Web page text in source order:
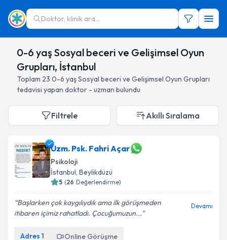
Doktor, klinik ara...
0-6 yaş Sosyal beceri ve Gelişimsel Oyun
Grupları, İstanbul
Toplam 23 0-6 yaş Sosyal beceri ve Gelişimsel Oyun Grupları
tedavisi yapan doktor - uzman bulundu
Filtrele Akıllı Sıralama
Uzm. Psk. Fahri Açar
Psikoloji
İstanbul, Beylikdüzü
5 (26 Değerlendirme)
Başlarken çok kaygılıydık ama ilk görüşmeden
itibaren içimiz rahatladı. Çocuğumuzun...
Devamı
Adres 1 Online Görüşme